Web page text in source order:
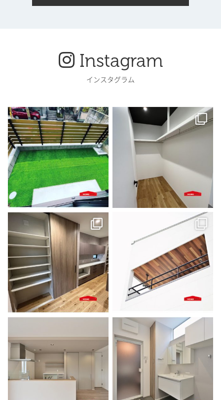
Instagram
インスタグラム